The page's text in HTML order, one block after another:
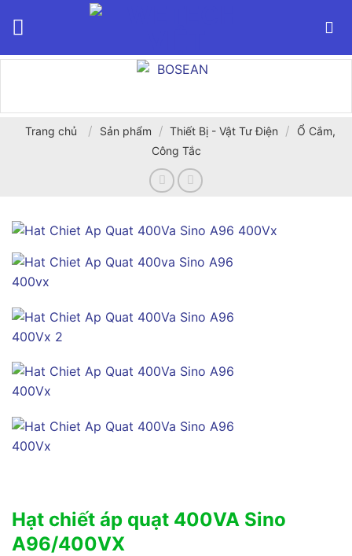
Trang chủ / Sản phẩm / Thiết Bị - Vật Tư Điện /
Ổ Cắm,
Công Tắc
Hạt chiết áp quạt 400VA Sino
A96/400VX